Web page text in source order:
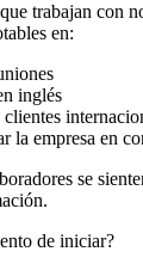
trabajan con
en:
inglés
la empresa en
se
de iniciar?